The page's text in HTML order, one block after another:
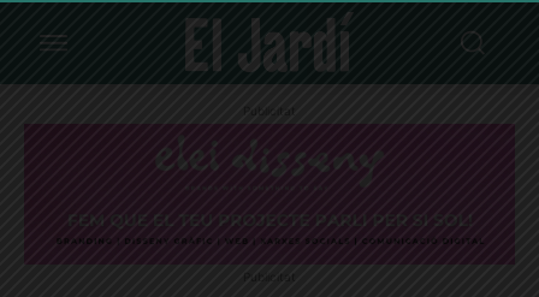
Publicitat
Publicitat